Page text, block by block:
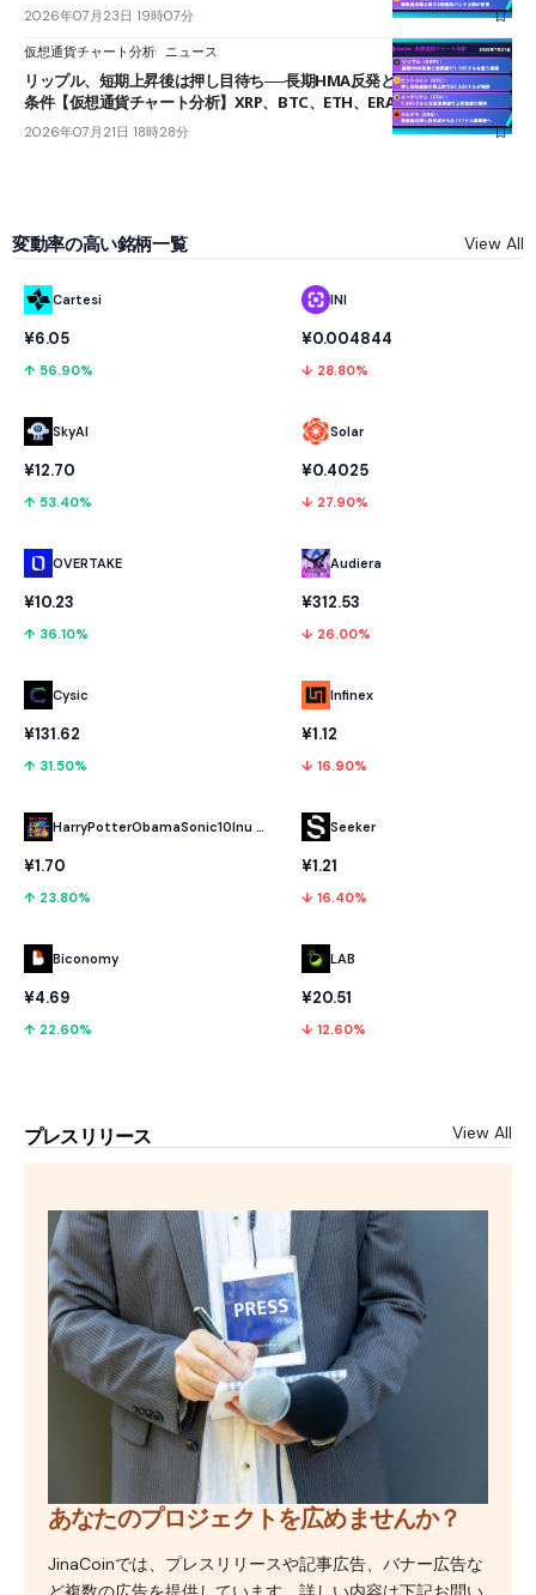
2026年07月23日 19時07分
仮想通貨チャート分析 ニュース
リップル、短期上昇後は押し目待ち──長期HMA反発と雲上抜けが買い
条件【仮想通貨チャート分析】XRP、BTC、ETH、ERA
2026年07月21日 18時28分
変動率の高い銘柄一覧 View All
Cartesi
¥6.05
↑ 56.90%
SkyAI
¥12.70
↑ 53.40%
OVERTAKE
¥10.23
↑ 36.10%
Cysic
¥131.62
↑ 31.50%
HarryPotterObamaSonic10Inu (ETH)
¥1.70
↑ 23.80%
Biconomy
¥4.69
↑ 22.60%
INI
¥0.004844
↓ 28.80%
Solar
¥0.4025
↓ 27.90%
Audiera
¥312.53
↓ 26.00%
Infinex
¥1.12
↓ 16.90%
Seeker
¥1.21
↓ 16.40%
LAB
¥20.51
↓ 12.60%
プレスリリース View All
あなたのプロジェクトを広めませんか？
JinaCoinでは、プレスリリースや記事広告、バナー広告な